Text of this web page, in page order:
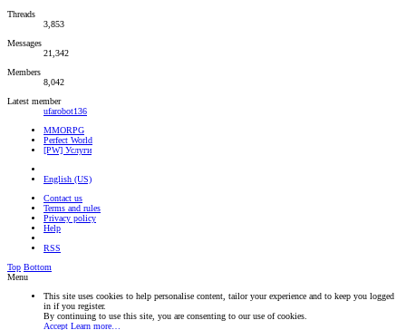
Threads
3,853
Messages
21,342
Members
8,042
Latest member
ufarobot136
MMORPG
Perfect World
[PW] Услуги
English (US)
Contact us
Terms and rules
Privacy policy
Help
RSS
Top Bottom
Menu
This site uses cookies to help personalise content, tailor your experience and to keep you logged
in if you register.
By continuing to use this site, you are consenting to our use of cookies.
Accept Learn more…